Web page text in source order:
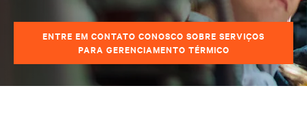
ENTRE EM CONTATO CONOSCO SOBRE SERVIÇOS
PARA GERENCIAMENTO TÉRMICO